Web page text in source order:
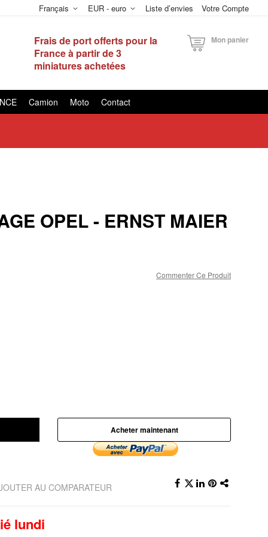
Liste d’envies Votre Compte
EUR - euro
Français
Frais de port offerts pour la
France à partir de 3
miniatures achetées
Mon panier
Camion Moto Contact
OPEL - ERNST MAIER
Commenter Ce Produit
Acheter maintenant
AU COMPARATEUR
lundi